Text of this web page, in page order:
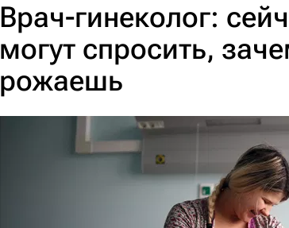
Врач-гинеколог:
могут спросить,
рожаешь